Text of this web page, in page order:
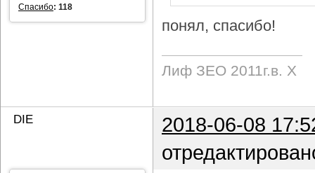
Спасибо: 118
понял, спасибо!
Лиф ЗЕО 2011г.в. Х
DIE
2018-06-08